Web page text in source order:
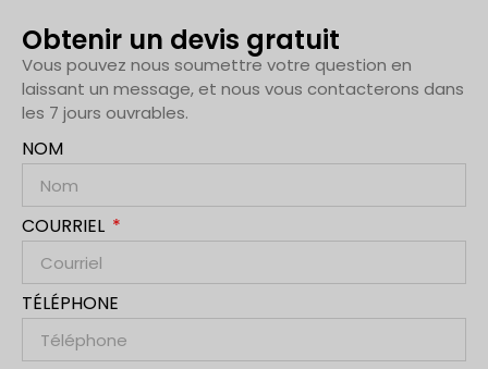
Obtenir un devis gratuit
Vous pouvez nous soumettre votre question en
laissant un message, et nous vous contacterons dans
les 7 jours ouvrables.
NOM
COURRIEL
TÉLÉPHONE